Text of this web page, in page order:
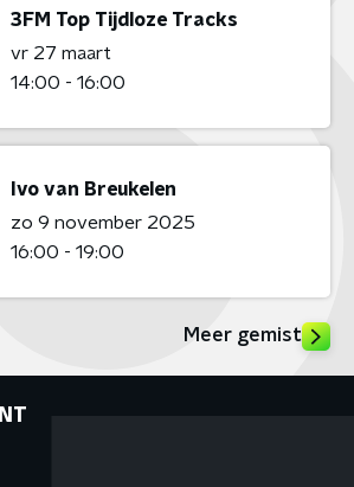
3FM Top Tijdloze Tracks
vr 27 maart
14:00 - 16:00
Ivo van Breukelen
zo 9 november 2025
16:00 - 19:00
Meer gemist